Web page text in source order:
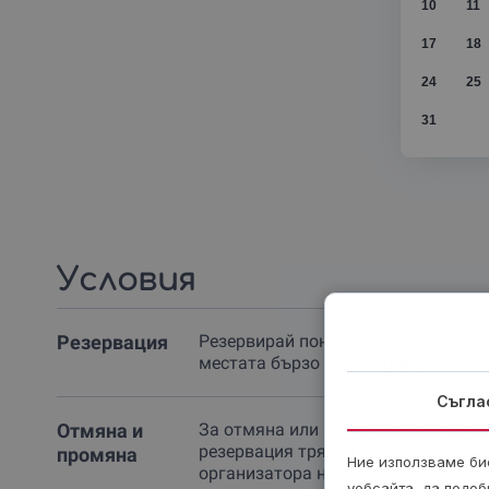
10 11
17 18
24 25
31
Условия
Резервация
Резервирай поне 3 работни дни
местата бързо се изчерпват.
Отмяна и
промяна
За отмяна или промяна на вече
резервация трябва да се свържеш
организатора на преживяването
Ние използваме